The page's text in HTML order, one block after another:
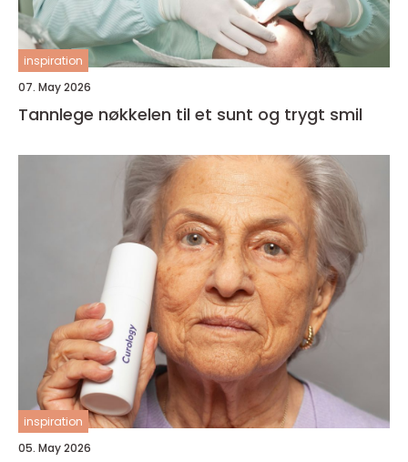
inspiration
07. May 2026
Tannlege nøkkelen til et sunt og trygt smil
inspiration
05. May 2026